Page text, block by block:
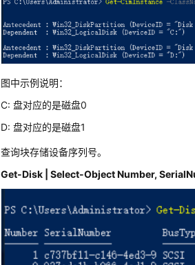
图中示例说明：
C: 盘对应的是磁盘0
D: 盘对应的是磁盘1
查询块存储设备序列号。
Get-Disk | Select-Object Number,